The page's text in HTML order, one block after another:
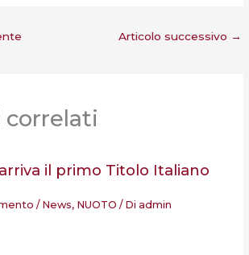
Articolo successivo →
il primo Titolo Italiano
/ News, NUOTO / Di admin